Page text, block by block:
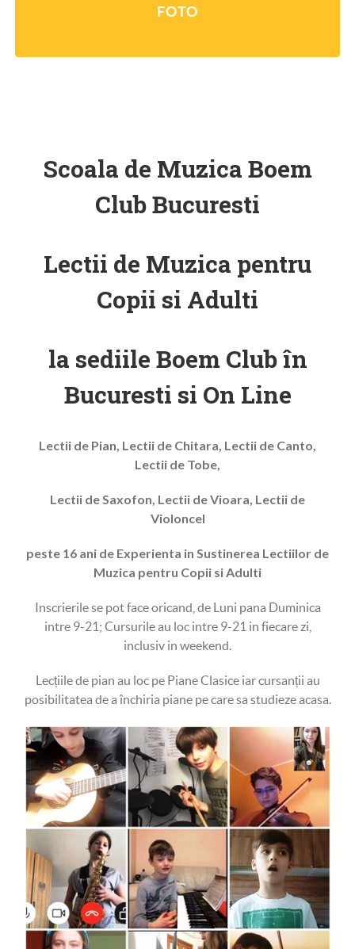
FOTO
Scoala de Muzica Boem
Club Bucuresti
Lectii de Muzica pentru
Copii si Adulti
la sediile Boem Club în
Bucuresti si On Line
Lectii de Pian, Lectii de Chitara, Lectii de Canto,
Lectii de Tobe,
Lectii de Saxofon, Lectii de Vioara, Lectii de
Violoncel
peste 16 ani de Experienta in Sustinerea Lectiilor de
Muzica pentru Copii si Adulti
Inscrierile se pot face oricand, de Luni pana Duminica
intre 9-21; Cursurile au loc intre 9-21 in fiecare zi,
inclusiv in weekend.
Lecțiile de pian au loc pe Piane Clasice iar cursanții au
posibilitatea de a închiria piane pe care sa studieze acasa.